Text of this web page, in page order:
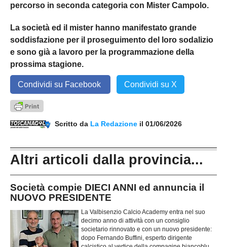
percorso in seconda categoria con Mister Campolo.
La società ed il mister hanno manifestato grande
soddisfazione per il proseguimento del loro sodalizio
e sono già a lavoro per la programmazione della
prossima stagione.
Condividi su Facebook Condividi su X
Scritto da La Redazione il 01/06/2026
Altri articoli dalla provincia...
Società compie DIECI ANNI ed annuncia il
NUOVO PRESIDENTE
La Valbisenzio Calcio Academy entra nel suo
decimo anno di attività con un consiglio
societario rinnovato e con un nuovo presidente:
dopo Fernando Buffini, esperto dirigente